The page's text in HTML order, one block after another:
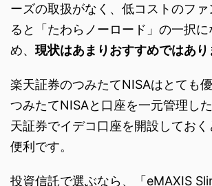
ーズの取扱がなく、低コストのフ
ると「たわらノーロード」の一択
め、 現状はあまりおすすめではあり
楽天証券のつみたてNISAはとても優
つみたてNISAと口座を一元管理し
天証券でイデコ口座を開設してお
便利です。
投資信託で選ぶなら、「eMAXIS